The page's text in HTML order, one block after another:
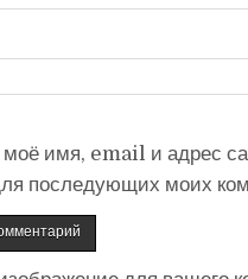
моё имя, email и адрес
последующих моих